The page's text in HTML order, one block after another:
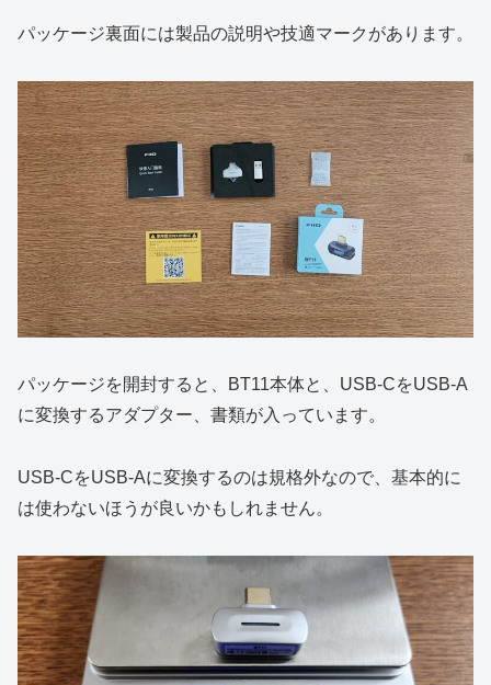
パッケージ裏面には製品の説明や技適マークがあります。
パッケージを開封すると、BT11本体と、USB-CをUSB-A
に変換するアダプター、書類が入っています。
USB-CをUSB-Aに変換するのは規格外なので、基本的に
は使わないほうが良いかもしれません。